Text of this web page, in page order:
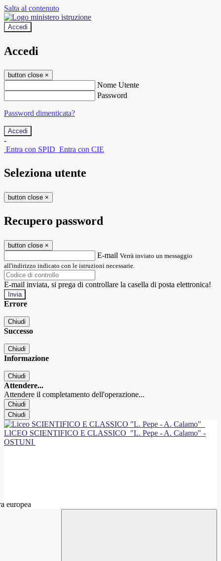
Salta al contenuto
Accedi
Accedi
button close ×
Nome Utente
Password
Password dimenticata?
-
Entra con SPID Entra con CIE
Seleziona utente
button close ×
Recupero password
button close ×
E-mail Verrà inviato un messaggio
all'indirizzo indicato con le istruzioni necessarie.
E-mail inviata, si prega di controllare la casella di posta elettronica!
Errore
Chiudi
Successo
Chiudi
Informazione
Chiudi
Attendere...
Attendere il completamento dell'operazione...
Chiudi
Chiudi
LICEO SCIENTIFICO E CLASSICO "L. Pepe - A. Calamo" -
OSTUNI